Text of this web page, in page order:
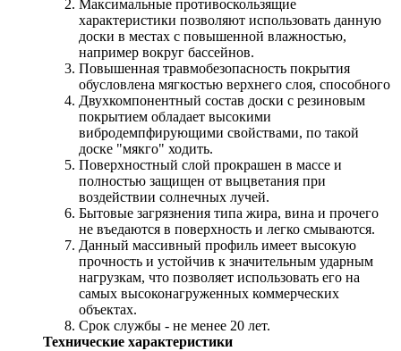
Максимальные противоскользящие
характеристики позволяют использовать данную
доски в местах с повышенной влажностью,
например вокруг бассейнов.
Повышенная травмобезопасность покрытия
обусловлена мягкостью верхнего слоя, способного
Двухкомпонентный состав доски с резиновым
покрытием обладает высокими
вибродемпфирующими свойствами, по такой
доске "мякго" ходить.
Поверхностный слой прокрашен в массе и
полностью защищен от выцветания при
воздействии солнечных лучей.
Бытовые загрязнения типа жира, вина и прочего
не въедаются в поверхность и легко смываются.
Данный массивный профиль имеет высокую
прочность и устойчив к значительным ударным
нагрузкам, что позволяет использовать его на
самых высоконагруженных коммерческих
объектах.
Срок службы - не менее 20 лет.
Технические характеристики